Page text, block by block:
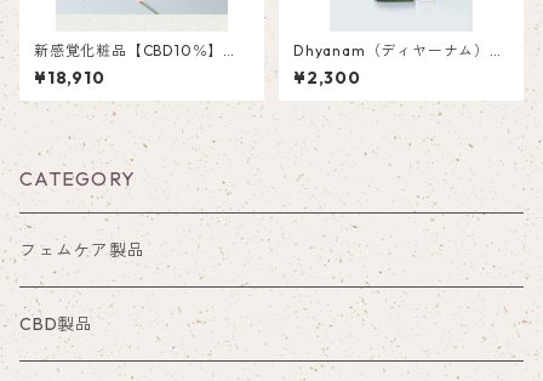
新感覚化粧品【CBD10％】オ
トメケアALLビューティリラッ
クスオイル20ｍｌ口内化粧品
＆化粧品
¥18,910
Dhyanam（ディヤーナム）
ルームスプレー 10
ml
¥2,300
CATEGORY
フェムケア製品
CBD製品